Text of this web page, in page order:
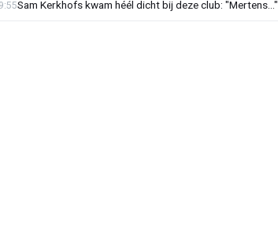
Sam Kerkhofs kwam héél dicht bij deze club: "Mertens..."